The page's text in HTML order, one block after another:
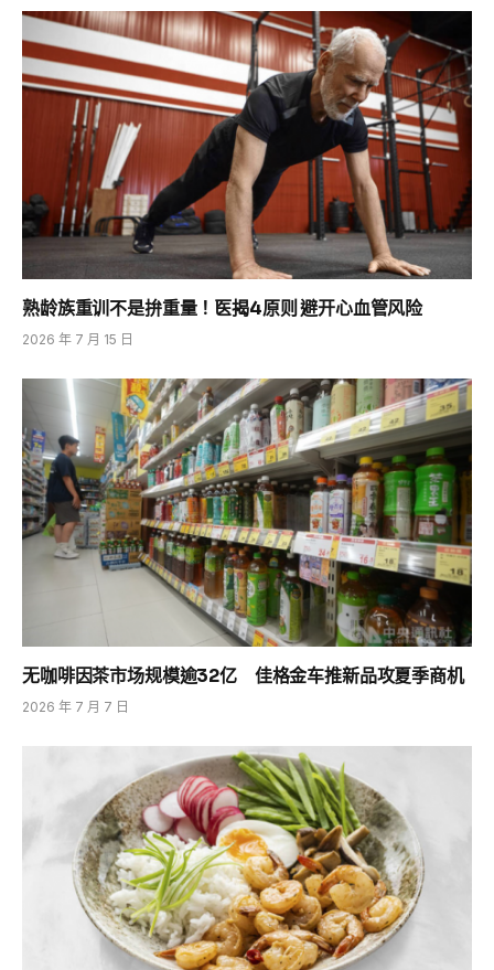
熟龄族重训不是拚重量！医揭4原则 避开心血管风险
2026 年 7 月 15 日
无咖啡因茶市场规模逾32亿 佳格金车推新品攻夏季商机
2026 年 7 月 7 日